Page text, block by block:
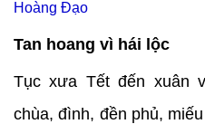
Hoàng Đạo
Tan hoang vì hái lộc
Tục xưa Tết đến xuân
chùa, đình, đền phủ,